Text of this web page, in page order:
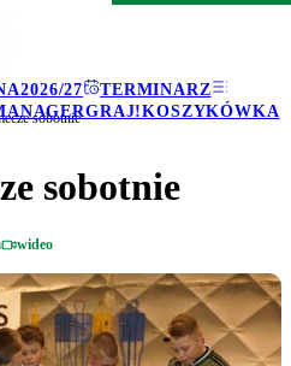
2026/27
TERMINARZ
GRAJ!KOSZYKÓWKA
sobotnie
sobotnie
wideo